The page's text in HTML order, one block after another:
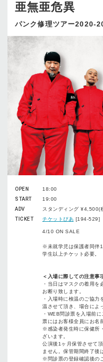
16
17
23
24 25
30
31
亜無亜危異
パンク修理ツアー2020-
OPEN
18:00
START
19:00
ADV
スタンディング ¥4,500(
TICKET
チケットぴあ [194-
4/10 ON SALE
※未就学児は保護者同伴
学生以上チケット必要。
＜入場に際しての注意事
・当日はマスクの着用を
お断り致します。
・入場時に検温のご協
温させて頂き、場合によ
・WEB問診票を入場前
票にはお客様全員にお名
※感染者発生時に保健所
ざいます。
公演後1ヶ月保管させて
ません。保管期間終了後
※問診票の登録確認後の